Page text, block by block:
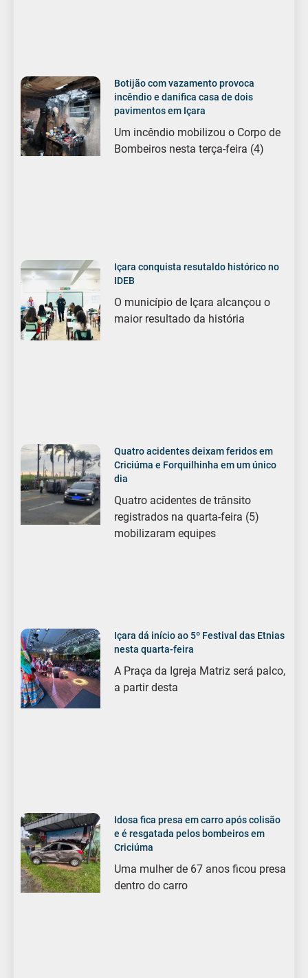
Botijão com vazamento provoca
incêndio e danifica casa de dois
pavimentos em Içara
Um incêndio mobilizou o Corpo de
Bombeiros nesta terça-feira (4)
Içara conquista resutaldo histórico no
IDEB
O município de Içara alcançou o
maior resultado da história
Quatro acidentes deixam feridos em
Criciúma e Forquilhinha em um único
dia
Quatro acidentes de trânsito
registrados na quarta-feira (5)
mobilizaram equipes
Içara dá início ao 5º Festival das Etnias
nesta quarta-feira
A Praça da Igreja Matriz será palco,
a partir desta
Idosa fica presa em carro após colisão
e é resgatada pelos bombeiros em
Criciúma
Uma mulher de 67 anos ficou presa
dentro do carro